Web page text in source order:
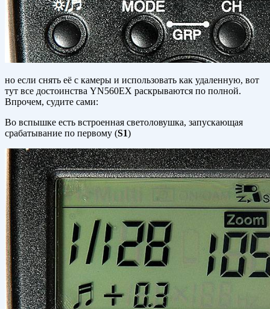
но если снять её с камеры и использовать как удаленную, вот
тут все достоинства YN560EX раскрываются по полной.
Впрочем, судите сами:
Во вспышке есть встроенная светоловушка, запускающая
срабатывание по первому (S1)